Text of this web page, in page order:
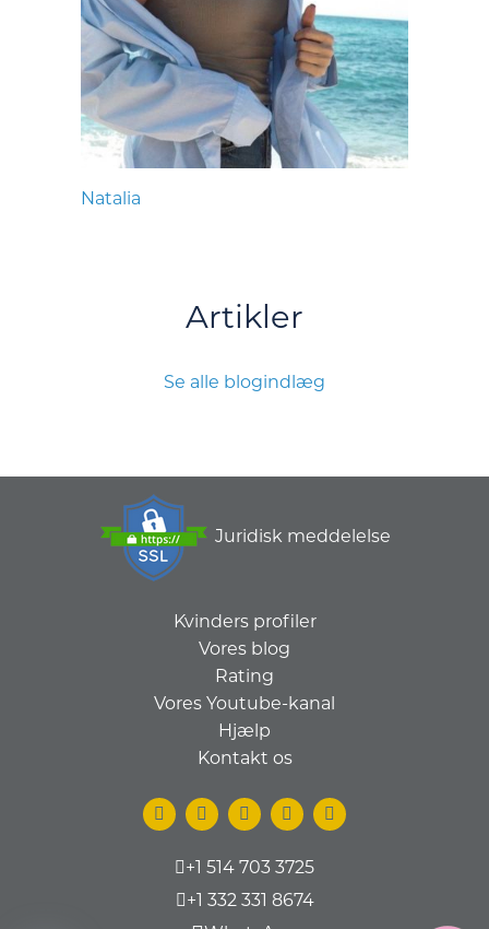
Natalia
Artikler
Se alle blogindlæg
Juridisk meddelelse
Kvinders profiler
Vores blog
Rating
Vores Youtube-kanal
Hjælp
Kontakt os
+1 514 703 3725
+1 332 331 8674